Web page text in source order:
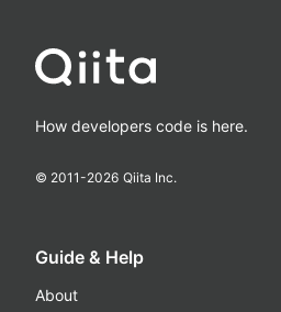
How developers code is here.
© 2011-2026 Qiita Inc.
Guide & Help
About